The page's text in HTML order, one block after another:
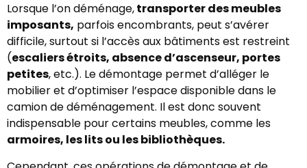
Lorsque l’on déménage,transporter des meubles
imposants, parfois encombrants, peut s’avérer
difficile, surtout si l’accès aux bâtiments est restreint
(escaliers étroits, absence d’ascenseur, portes
petites, etc.). Le démontage permet d’alléger le
mobilier et d’optimiser l’espace disponible dans le
camion de déménagement. Il est donc souvent
indispensable pour certains meubles, comme les
armoires, les lits ou les bibliothèques.